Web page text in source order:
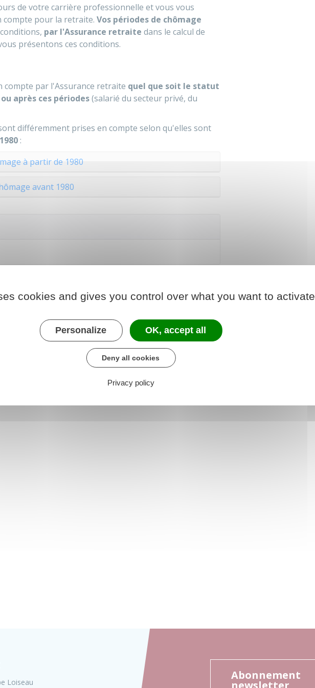
de votre carrière professionnelle et vous vous
compte pour la retraite. Vos périodes de chômage
par l'Assurance retraite dans le calcul de
présentons ces conditions.
compte par l'Assurance retraite quel que soit le statut
après ces périodes(salarié du secteur privé, du
différemment prises en compte selon qu'elles sont
:
à partir de 1980
avant 1980
L351-3
R351-12
aux règles de validation des périodes assimilées au
2019
Loiseau
Abonnement
cookies and gives you control over what you want to activate
Personalize OK, accept all
Deny all cookies
Privacy policy